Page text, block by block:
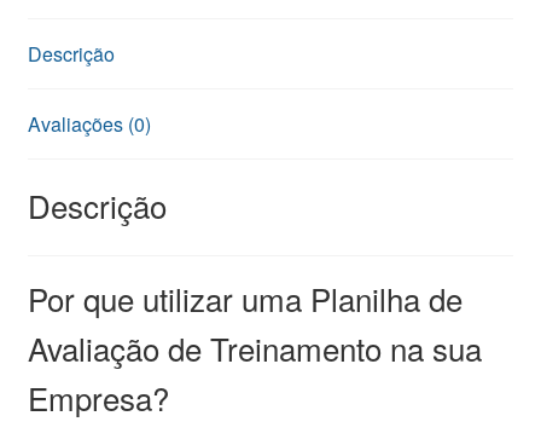
Descrição
Avaliações (0)
Descrição
Por que utilizar uma Planilha de
Avaliação de Treinamento na sua
Empresa?